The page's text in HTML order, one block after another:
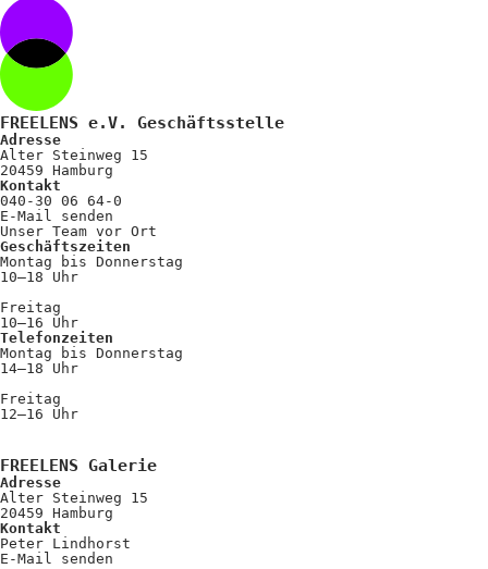
Verband
Fotograf*innen
Regionalgruppen
Projekte und Publikationen
Foundation
Services für
Fotograf*innen
Mitglied werden
Presseausweis
Mein FREELENS
Wissen A-Z
FREELENS e.V. Geschäftsstelle
Adresse
Alter Steinweg 15
20459 Hamburg
Kontakt
040-30 06 64-0
E-Mail senden
Unser Team vor Ort
Geschäftszeiten
Montag bis Donnerstag
10–18 Uhr
Freitag
10–16 Uhr
Telefonzeiten
Montag bis Donnerstag
14–18 Uhr
Freitag
12–16 Uhr
FREELENS Galerie
Adresse
Alter Steinweg 15
20459 Hamburg
Kontakt
Peter Lindhorst
E-Mail senden